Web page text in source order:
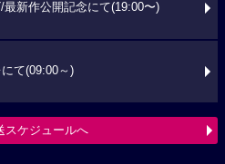
最新作公開記念にて(19:00〜)
て(09:00～)
スケジュールへ